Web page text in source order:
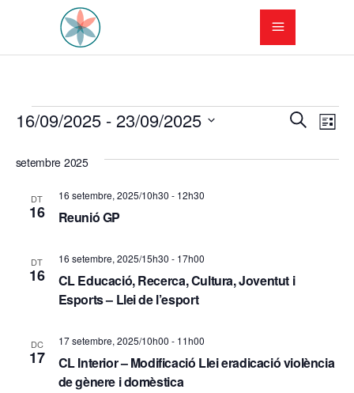
Esdeveniments
N
a
a
ó
CercaN
d
Llista
16/09/2025 - 23/09/2025
una
setembre 2025
DT
16 Reunió GP
16 setembre, 2025/10h30 - 12h30
DT
16
CL Educació, Recerca, Cultura, Joventut i
Esports – Llei de l’esport
16 setembre, 2025/15h30 - 17h00
DC
17
CL Interior – Modificació Llei eradicació violència
de gènere i domèstica
17 setembre, 2025/10h00 - 11h00